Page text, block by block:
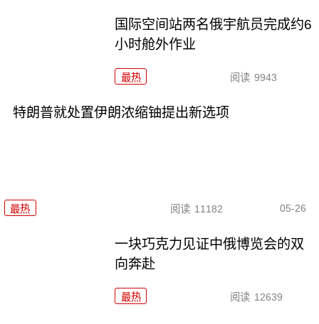
国际空间站两名俄宇航员完成约6
小时舱外作业
最热 阅读 9943
特朗普就处置伊朗浓缩铀提出新选项
最热 阅读 11182 05-26
一块巧克力见证中俄博览会的双
向奔赴
最热 阅读 12639